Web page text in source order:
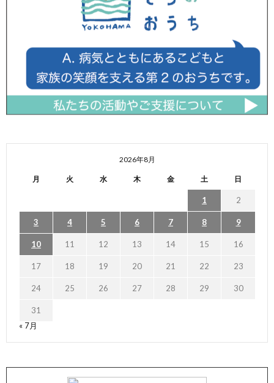
2026年8月
月 火 水 木 金 土 日
1 2
3 4 5 6 7 8 9
10 11 12 13 14 15 16
17 18 19 20 21 22 23
24 25 26 27 28 29 30
31
« 7月